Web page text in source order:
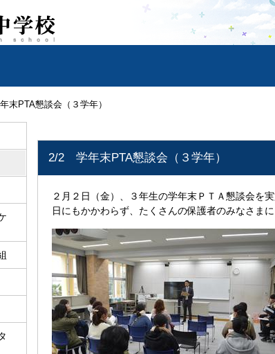
末PTA懇談会（３学年）
2/2 学年末PTA懇談会（３学年）
２月２日（金）、３年生の学年末ＰＴＡ懇談会を
日にもかかわらず、たくさんの保護者のみなさま